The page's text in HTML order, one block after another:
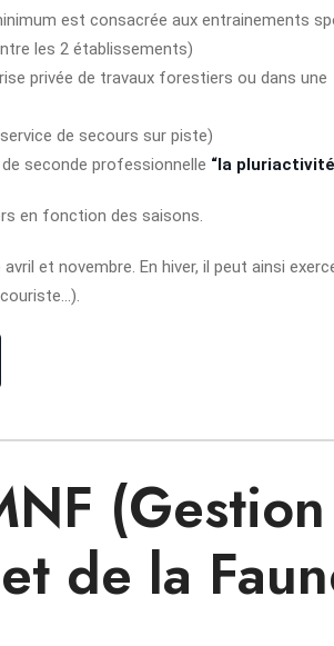
est consacrée aux entrainements
les 2 établissements)
privée de travaux forestiers ou dans une
de secours sur piste)
seconde professionnelle “la
en fonction des saisons.
et novembre. En hiver, il peut ainsi
(Gestion
de la